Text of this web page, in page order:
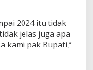
2024 itu tidak
jelas juga apa
kami pak Bupati,”